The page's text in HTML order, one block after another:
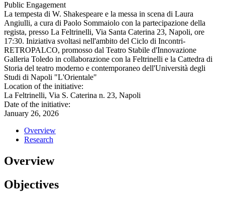
Public Engagement
La tempesta di W. Shakespeare e la messa in scena di Laura
Angiulli, a cura di Paolo Sommaiolo con la partecipazione della
regista, presso La Feltrinelli, Via Santa Caterina 23, Napoli, ore
17:30. Iniziativa svoltasi nell'ambito del Ciclo di Incontri-
RETROPALCO, promosso dal Teatro Stabile d'Innovazione
Galleria Toledo in collaborazione con la Feltrinelli e la Cattedra di
Storia del teatro moderno e contemporaneo dell'Università degli
Studi di Napoli "L'Orientale"
Location of the initiative:
La Feltrinelli, Via S. Caterina n. 23, Napoli
Date of the initiative:
January 26, 2026
Overview
Research
Overview
Objectives